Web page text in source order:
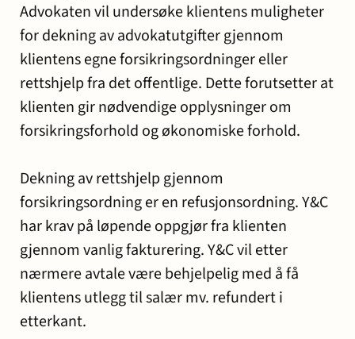
Advokaten vil undersøke klientens muligheter
for dekning av advokatutgifter gjennom
klientens egne forsikringsordninger eller
rettshjelp fra det offentlige. Dette forutsetter at
klienten gir nødvendige opplysninger om
forsikringsforhold og økonomiske forhold.
Dekning av rettshjelp gjennom
forsikringsordning er en refusjonsordning. Y&C
har krav på løpende oppgjør fra klienten
gjennom vanlig fakturering. Y&C vil etter
nærmere avtale være behjelpelig med å få
klientens utlegg til salær mv. refundert i
etterkant.